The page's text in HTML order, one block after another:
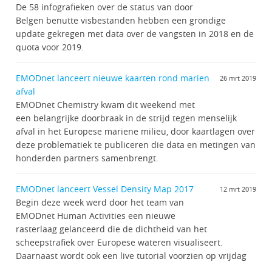
De 58 infografieken over de status van door
Belgen benutte visbestanden hebben een grondige
update gekregen met data over de vangsten in 2018 en de
quota voor 2019.
26 mrt 2019
EMODnet lanceert nieuwe kaarten rond marien
afval
EMODnet Chemistry kwam dit weekend met
een belangrijke doorbraak in de strijd tegen menselijk
afval in het Europese mariene milieu, door kaartlagen over
deze problematiek te publiceren die data en metingen van
honderden partners samenbrengt.
12 mrt 2019
EMODnet lanceert Vessel Density Map 2017
Begin deze week werd door het team van
EMODnet Human Activities een nieuwe
rasterlaag gelanceerd die de dichtheid van het
scheepstrafiek over Europese wateren visualiseert.
Daarnaast wordt ook een live tutorial voorzien op vrijdag